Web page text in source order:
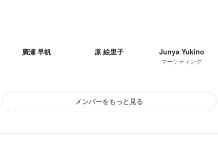
廣瀬 早帆 原 絵里子 Junya Yukino
マーケティング
メンバーをもっと見る